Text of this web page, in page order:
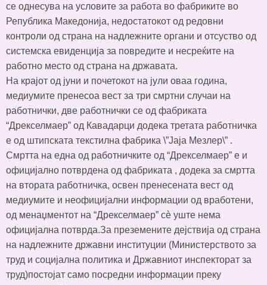
се однесува на условите за работа во фабриките во
Република Македонија, недостатокот од редовни
контроли од страна на надлежните органи и отсуство од
системска евиденција за повредите и несреќите на
работно место од страна на државата.
На крајот од јуни и почетокот на јули оваа година,
медиумите пренесоа вест за три смртни случаи на
работнички, две работнички се од фабриката
“Дрекселмаер” од Кавадарци додека третата работничка
е од штипската текстилна фабрика \”Јаја Мезлер\” .
Смртта на една од работничките од “Дрекселмаер” е и
официјално потврдена од фабриката , додека за смртта
на втората работничка, освен пренесената вест од
медиумите и неофицијални информации од вработени,
од менаџментот на “Дрекселмаер” сè уште нема
официјална потврда.За преземените дејствија од страна
на надлежните државни институции (Министерството за
труд и социјална политика и Државниот инспекторат за
труд)постојат само посредни информации преку